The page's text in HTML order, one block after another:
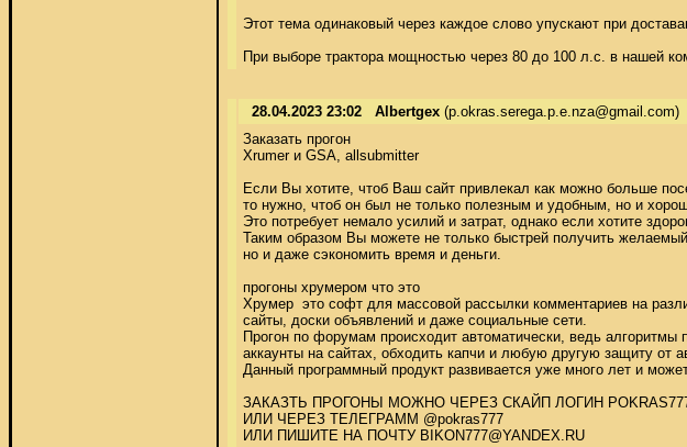
Этот тема одинаковый через каждое слово упускают при
При выборе трактора мощностью через 80 до 100 л.с. в нашей
28.04.2023 23:02 Albertgex (p.okras.serega.p.e.nza@gmail.com)
Заказать прогон
Xrumer и GSA, allsubmitter
Если Вы хотите, чтоб Ваш сайт привлекал как можно больше
то нужно, чтоб он был не только полезным и удобным, но и
Это потребует немало усилий и затрат, однако если хотите
Таким образом Вы можете не только быстрей получить желаемый
но и даже сэкономить время и деньги.
прогоны хрумером что это
Хрумер  это софт для массовой рассылки комментариев на
сайты, доски объявлений и даже социальные сети.
Прогон по форумам происходит автоматически, ведь алгоритмы
аккаунты на сайтах, обходить капчи и любую другую защиту от
Данный программный продукт развивается уже много лет и
ЗАКАЗТЬ ПРОГОНЫ МОЖНО ЧЕРЕЗ СКАЙП ЛОГИН
ИЛИ ЧЕРЕЗ ТЕЛЕГРАММ @pokras777
ИЛИ ПИШИТЕ НА ПОЧТУ BIKON777@YANDEX.RU